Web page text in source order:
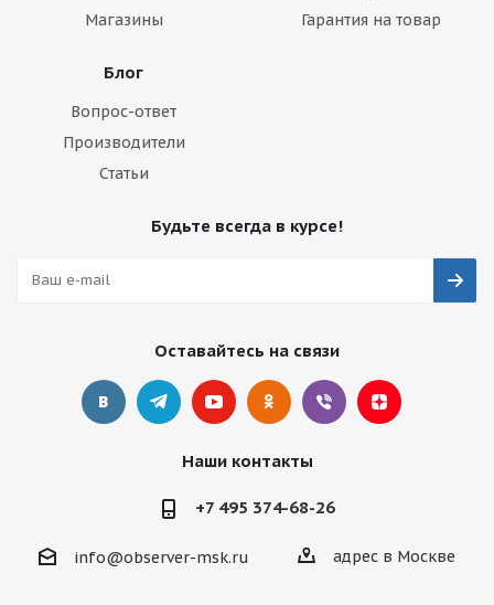
Магазины
Гарантия на товар
Блог
Вопрос-ответ
Производители
Статьи
Будьте всегда в курсе!
Оставайтесь на связи
Наши контакты
+7 495 374-68-26
info@observer-msk.ru адрес в Москве